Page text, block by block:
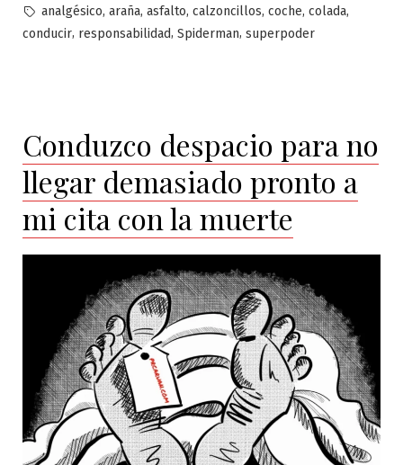
responsabilidad»
por
en
Etiquetas:
analgésico, araña, asfalto, calzoncillos, coche, colada,
conducir, responsabilidad, Spiderman, superpoder
Conduzco despacio para no
llegar demasiado pronto a
mi cita con la muerte